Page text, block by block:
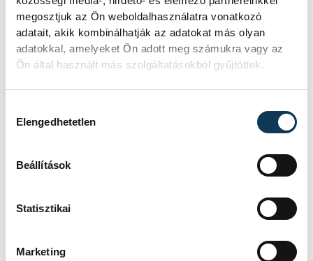
megosztjuk az Ön weboldalhasználatra vonatkozó
adatait, akik kombinálhatják az adatokat más olyan
adatokkal, amelyeket Ön adott meg számukra vagy az
Ön által használt más szolgáltatásokból gyűjtöttek.
Elengedhetetlen
Beállítások
Statisztikai
Marketing